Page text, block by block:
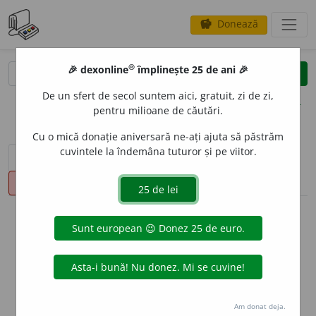
savings Donează
clear
opțiuni
sinteza definițiilor (1) definiții (1)
declinări
info
Aceste definiții sunt compilate de
echipa dexonline. Definițiile
originale se află pe filadefiniții.
Puteți reordona filele pe pagina de
🎉 dexonline® împlinește 25 de ani 🎉
De un sfert de secol suntem aici, gratuit, zi de zi,
pentru milioane de căutări.
Cu o mică donație aniversară ne-ați ajuta să păstrăm
cuvintele la îndemâna tuturor și pe viitor.
Am donat deja.